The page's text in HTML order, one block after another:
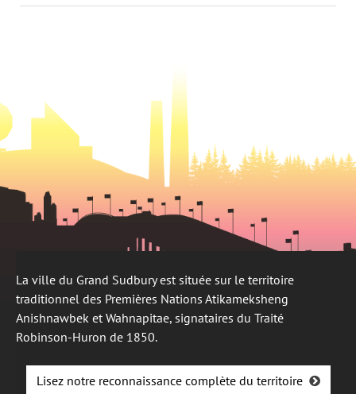
nouvel
un
dans
La ville du Grand Sudbury est située sur le territoire
traditionnel des Premières Nations Atikameksheng
Anishnawbek et Wahnapitae, signataires du Traité
Robinson-Huron de 1850.
Lisez notre reconnaissance complète du territoire